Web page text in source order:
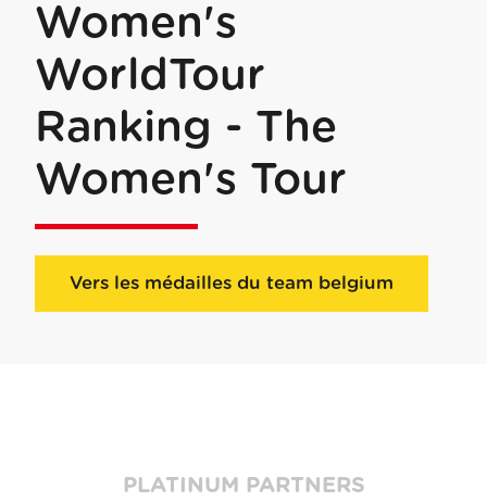
Women's
WorldTour
Ranking - The
Women's Tour
Vers les médailles du team belgium
PLATINUM PARTNERS